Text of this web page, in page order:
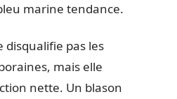
marine tendance.
disqualifie pas les
mais elle
nette. Un blason